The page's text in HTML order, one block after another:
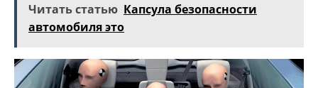
Читать статью Капсула безопасности
автомобиля это